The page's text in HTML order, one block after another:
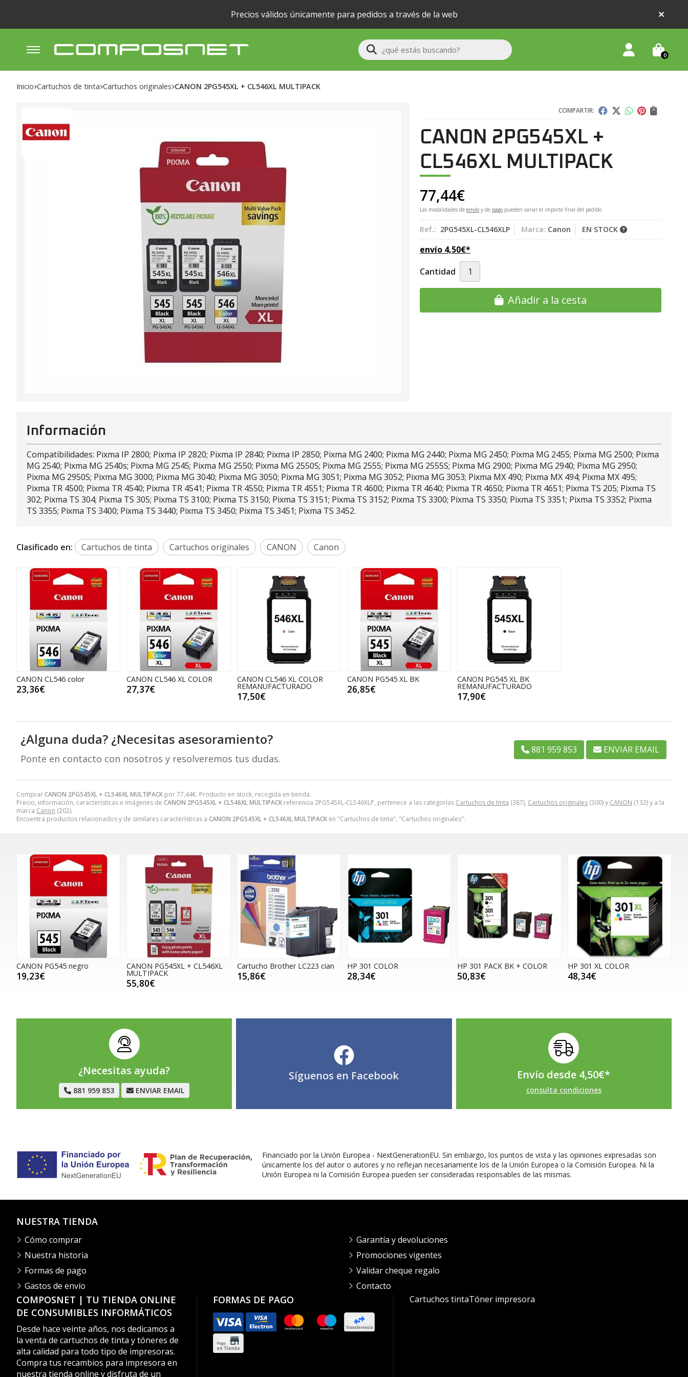
Precios válidos únicamente para pedidos a través de la web
Buscar 0
Inicio cartuchos de tinta cartuchos originales CANON 2PG545XL + CL546XL MULTIPACK
COMPARTIR:
CANON 2PG545XL +
CL546XL MULTIPACK
77,44€
Las modalidades de envío y de pago pueden variar el importe final del pedido.
Ref.: 2PG545XL-CL546XLP Marca: Canon EN STOCK
envío 4,50€*
Cantidad
Añadir a la cesta
ComprarCANON 2PG545XL + CL546XL MULTIPACK por77,44€. Producto en stock, recogida en tienda.
Precio, información, características e imágenes de CANON 2PG545XL + CL546XL MULTIPACK referencia 2PG545XL-CL546XLP, pertenece a las categorías Cartuchos de tinta (387), Cartuchos originales (300) y CANON (132) y a la
marca Canon (202).
Encuentra productos relacionados y de similares características a CANON 2PG545XL + CL546XL MULTIPACK en "Cartuchos de tinta", "Cartuchos originales".
Información
Compatibilidades: Pixma IP 2800; Pixma IP 2820; Pixma IP 2840; Pixma IP 2850; Pixma MG 2400; Pixma MG 2440; Pixma MG 2450; Pixma MG 2455; Pixma MG 2500; Pixma
MG 2540; Pixma MG 2540s; Pixma MG 2545; Pixma MG 2550; Pixma MG 2550S; Pixma MG 2555; Pixma MG 2555S; Pixma MG 2900; Pixma MG 2940; Pixma MG 2950;
Pixma MG 2950S; Pixma MG 3000; Pixma MG 3040; Pixma MG 3050; Pixma MG 3051; Pixma MG 3052; Pixma MG 3053; Pixma MX 490; Pixma MX 494; Pixma MX 495;
Pixma TR 4500; Pixma TR 4540; Pixma TR 4541; Pixma TR 4550; Pixma TR 4551; Pixma TR 4600; Pixma TR 4640; Pixma TR 4650; Pixma TR 4651; Pixma TS 205; Pixma TS
302; Pixma TS 304; Pixma TS 305; Pixma TS 3100; Pixma TS 3150; Pixma TS 3151; Pixma TS 3152; Pixma TS 3300; Pixma TS 3350; Pixma TS 3351; Pixma TS 3352; Pixma
TS 3355; Pixma TS 3400; Pixma TS 3440; Pixma TS 3450; Pixma TS 3451; Pixma TS 3452.
Clasificado en: Cartuchos de tinta Cartuchos originales CANON Canon
CANON CL546 color
23,36€
CANON CL546 XL COLOR
27,37€
CANON CL546 XL COLOR
REMANUFACTURADO
17,50€
CANON PG545 XL BK
26,85€
CANON PG545 XL BK
REMANUFACTURADO
17,90€
¿Alguna duda? ¿Necesitas asesoramiento?
Ponte en contacto con nosotros y resolveremos tus dudas.
881 959 853 ENVIAR EMAIL
CANON PG545 negro
19,23€
CANON PG545XL + CL546XL
MULTIPACK
55,80€
Cartucho Brother LC223 cian
15,86€
HP 301 COLOR
28,34€
HP 301 PACK BK + COLOR
50,83€
HP 301 XL COLOR
48,34€
¿Necesitas ayuda?
881 959 853 ENVIAR EMAIL
Síguenos en Facebook Envío desde 4,50€*
consulta condiciones
Financiado por la Unión Europea - NextGenerationEU. Sin embargo, los puntos de vista y las opiniones expresadas son
únicamente los del autor o autores y no reflejan necesariamente los de la Unión Europea o la Comisión Europea. Ni la
Unión Europea ni la Comisión Europea pueden ser consideradas responsables de las mismas.
COMPOSNET | TU TIENDA ONLINE
DE CONSUMIBLES INFORMÁTICOS
Desde hace veinte años, nos dedicamos a
la venta de cartuchos de tinta y tóneres de
alta calidad para todo tipo de impresoras.
Compra tus recambios para impresora en
nuestra tienda online y disfruta de un
FORMAS DE PAGO
NUESTRA TIENDA
Cómo comprar
Nuestra historia
Formas de pago
Gastos de envío
Garantía y devoluciones
Promociones vigentes
Validar cheque regalo
Contacto
Cartuchos tintaTóner impresora